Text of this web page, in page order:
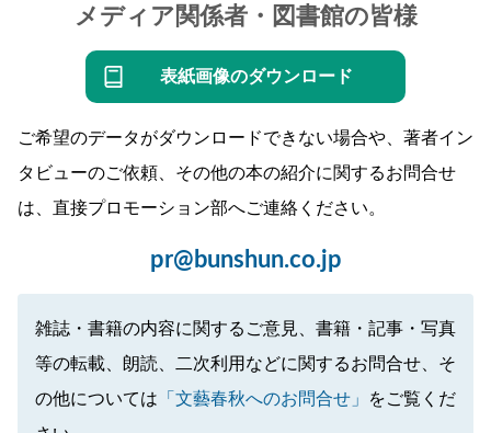
メディア関係者・図書館の皆様
表紙画像のダウンロード
ご希望のデータがダウンロードできない場合や、著者イン
タビューのご依頼、その他の本の紹介に関するお問合せ
は、直接プロモーション部へご連絡ください。
pr@bunshun.co.jp
雑誌・書籍の内容に関するご意見、書籍・記事・写真
等の転載、朗読、二次利用などに関するお問合せ、そ
の他については 「文藝春秋へのお問合せ」
をご覧くだ